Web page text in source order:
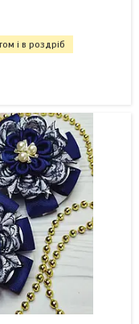
і в роздріб